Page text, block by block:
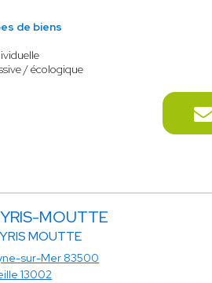
de biens
/ écologique
MOUTTE
MOUTTE
sur-Mer 83500
13002